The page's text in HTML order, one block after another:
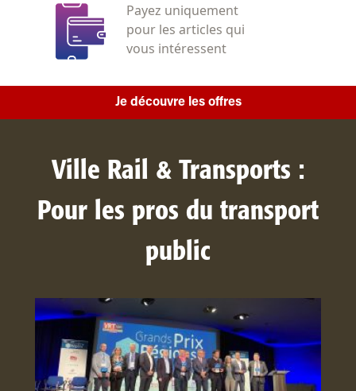
Payez uniquement
pour les articles qui
vous intéressent
Je découvre les offres
Ville Rail & Transports :
Pour les pros du transport
public